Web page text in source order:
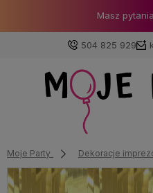
Masz
504 825 929
Moje Party Dekoracje